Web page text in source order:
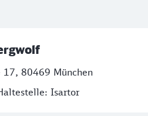
17, 80469 München
Isartor